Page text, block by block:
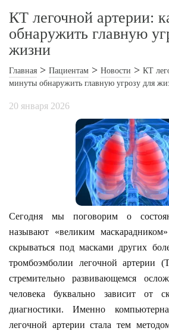
КТ легочной артерии:
обнаружить главную
жизни
Главная Пациентам Новости
КТ
минуты обнаружить главную угрозу для
20 января 2026
Сегодня мы поговорим о
называют «великим
скрываться под масками других
тромбоэмболии легочной
стремительно развивающемся
человека буквально зависит от
диагностики. Именно
легочной артерии стала тем